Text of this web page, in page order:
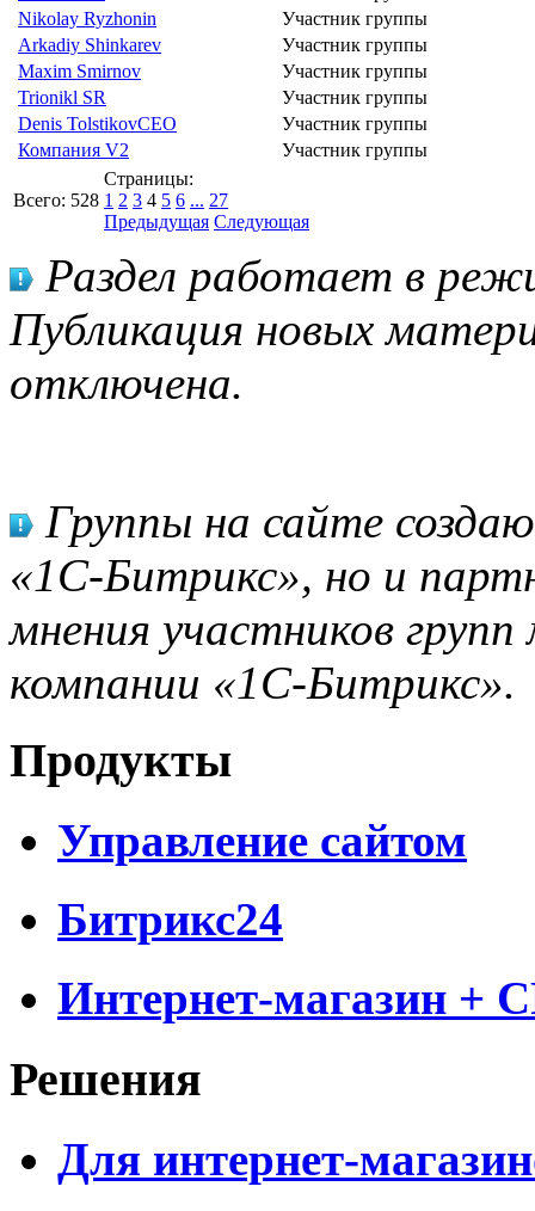
Nikolay Ryzhonin
Участник группы
Arkadiy Shinkarev
Участник группы
Maxim Smirnov
Участник группы
Trionikl SR
Участник группы
Denis TolstikovCEO
Участник группы
Компания V2
Участник группы
Всего: 528
Страницы:
1 2 3 4 5 6 ... 27
Предыдущая Следующая
Раздел работает в
Публикация новых
отключена.
Группы на сайте
«1С-Битрикс», но и
мнения участников
компании «1С-Битрикс».
Продукты
Управление сайтом
Битрикс24
Интернет-магазин +
Решения
Для интернет-